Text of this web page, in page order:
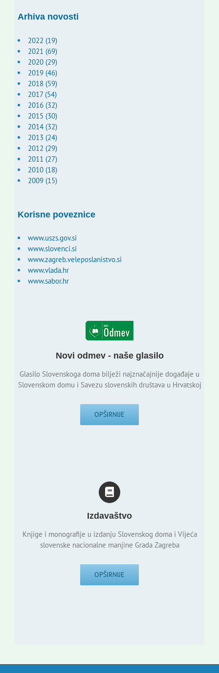
Arhiva novosti
2022 (19)
2021 (69)
2020 (29)
2019 (46)
2018 (59)
2017 (54)
2016 (32)
2015 (30)
2014 (32)
2013 (24)
2012 (29)
2011 (27)
2010 (18)
2009 (15)
Korisne poveznice
www.uszs.gov.si
www.slovenci.si
www.zagreb.veleposlanistvo.si
www.vlada.hr
www.sabor.hr
Novi odmev - naše glasilo
Glasilo Slovenskoga doma bilježi najznačajnije događaje u
Slovenskom domu i Savezu slovenskih društava u Hrvatskoj
OPŠIRNIJE
Izdavaštvo
Knjige i monografije u izdanju Slovenskog doma i Vijeća
slovenske nacionalne manjine Grada Zagreba
OPŠIRNIJE